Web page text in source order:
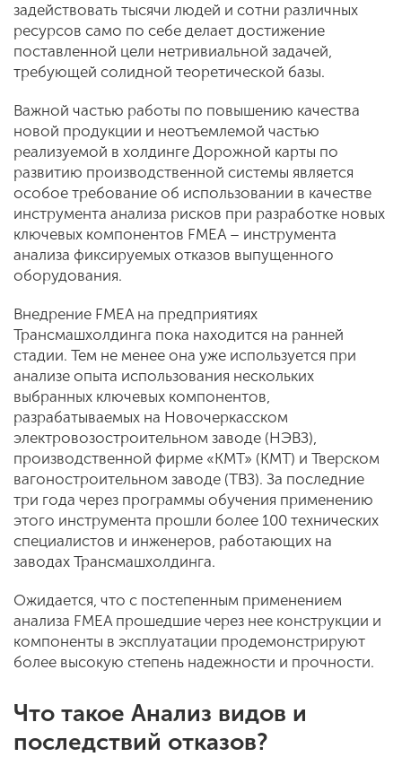
задействовать тысячи людей и сотни различных
ресурсов само по себе делает достижение
поставленной цели нетривиальной задачей,
требующей солидной теоретической базы.
Важной частью работы по повышению качества
новой продукции и неотъемлемой частью
реализуемой в холдинге Дорожной карты по
развитию производственной системы является
особое требование об использовании в качестве
инструмента анализа рисков при разработке новых
ключевых компонентов FMEA – инструмента
анализа фиксируемых отказов выпущенного
оборудования.
Внедрение FMEA на предприятиях
Трансмашхолдинга пока находится на ранней
стадии. Тем не менее она уже используется при
анализе опыта использования нескольких
выбранных ключевых компонентов,
разрабатываемых на Новочеркасском
электровозостроительном заводе (НЭВЗ),
производственной фирме «КМТ» (КМТ) и Тверском
вагоностроительном заводе (ТВЗ). За последние
три года через программы обучения применению
этого инструмента прошли более 100 технических
специалистов и инженеров, работающих на
заводах Трансмашхолдинга.
Ожидается, что с постепенным применением
анализа FMEA прошедшие через нее конструкции и
компоненты в эксплуатации продемонстрируют
более высокую степень надежности и прочности.
Что такое Анализ видов и
последствий отказов?